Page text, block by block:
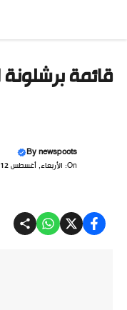
المحتوى
قائمة
Bynewspoots
On: الأربعاء, أغسطس 12, 2020 12:22 مساءً